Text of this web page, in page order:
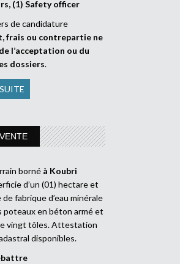
(1) Safety officer
de candidature
frais ou contrepartie ne
l’acceptation ou du
dossiers.
borné à Koubri
d’un (01) hectare et
fabrique d’eau minérale
poteaux en béton armé et
vingt tôles. Attestation
disponibles.